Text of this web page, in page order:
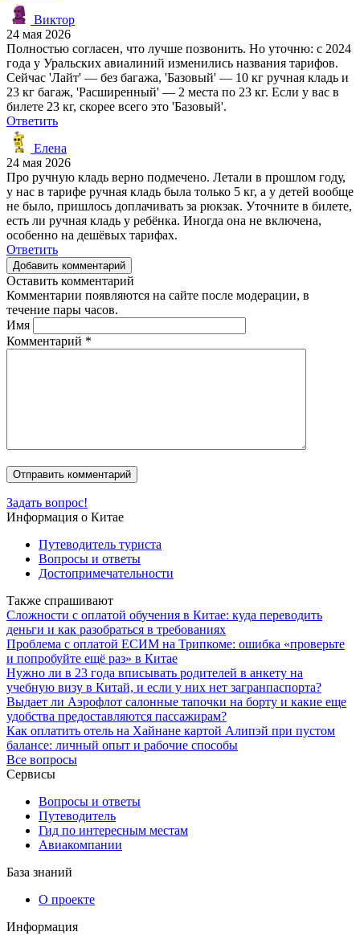
Виктор
24 мая 2026
Полностью согласен, что лучше позвонить. Но уточню: с 2024
года у Уральских авиалиний изменились названия тарифов.
Сейчас 'Лайт' — без багажа, 'Базовый' — 10 кг ручная кладь и
23 кг багаж, 'Расширенный' — 2 места по 23 кг. Если у вас в
билете 23 кг, скорее всего это 'Базовый'.
Ответить
Елена
24 мая 2026
Про ручную кладь верно подмечено. Летали в прошлом году,
у нас в тарифе ручная кладь была только 5 кг, а у детей вообще
не было, пришлось доплачивать за рюкзак. Уточните в билете,
есть ли ручная кладь у ребёнка. Иногда она не включена,
особенно на дешёвых тарифах.
Ответить
Добавить комментарий
Оставить комментарий
Комментарии появляются на сайте после модерации, в
течение пары часов.
Имя
Комментарий *
Задать вопрос!
Информация о Китае
Путеводитель туриста
Вопросы и ответы
Достопримечательности
Также спрашивают
Сложности с оплатой обучения в Китае: куда переводить
деньги и как разобраться в требованиях
Проблема с оплатой ЕСИМ на Трипкоме: ошибка «проверьте
и попробуйте ещё раз» в Китае
Нужно ли в 23 года вписывать родителей в анкету на
учебную визу в Китай, и если у них нет загранпаспорта?
Выдает ли Аэрофлот салонные тапочки на борту и какие еще
удобства предоставляются пассажирам?
Как оплатить отель на Хайнане картой Алипэй при пустом
балансе: личный опыт и рабочие способы
Все вопросы
Сервисы
Вопросы и ответы
Путеводитель
Гид по интересным местам
Авиакомпании
База знаний
О проекте
Информация